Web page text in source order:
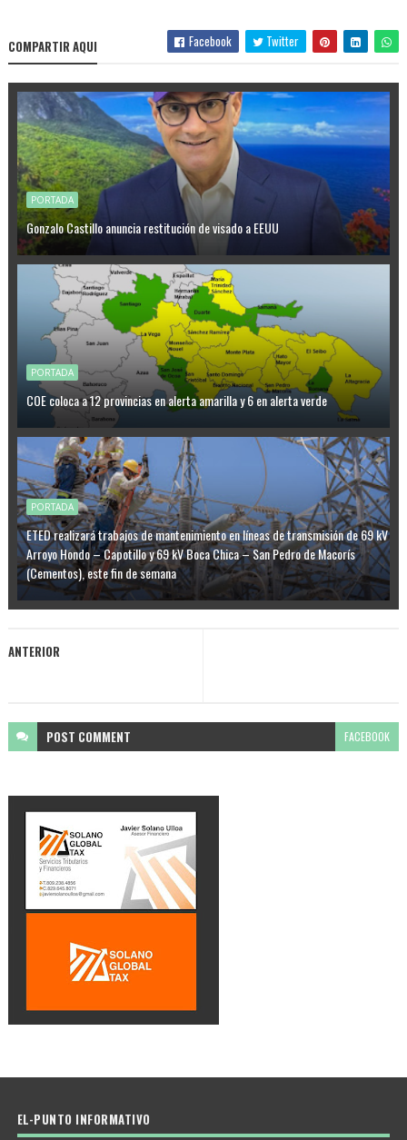
COMPARTIR AQUI Facebook Twitter
PORTADA
Gonzalo Castillo anuncia restitución de visado a EEUU
PORTADA
COE coloca a 12 provincias en alerta amarilla y 6 en alerta verde
PORTADA
ETED realizará trabajos de mantenimiento en líneas de transmisión de 69 kV
Arroyo Hondo – Capotillo y 69 kV Boca Chica – San Pedro de Macorís
(Cementos), este fin de semana
ANTERIOR
POST COMMENT FACEBOOK
EL-PUNTO INFORMATIVO